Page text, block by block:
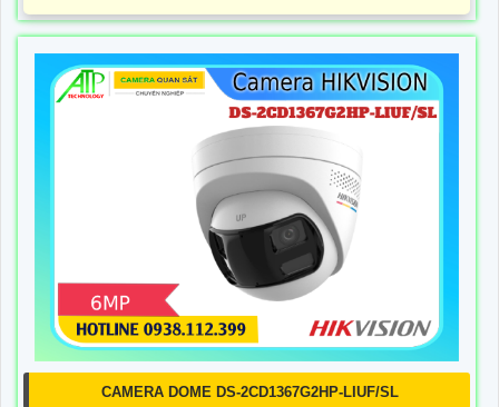
CAMERA DOME DS-2CD1367G2HP-LIUF/SL